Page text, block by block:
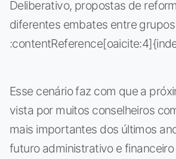
Deliberativo, propostas de
diferentes embates entre
Esse cenário faz com que a
vista por muitos conselheiros
mais importantes dos últimos
futuro administrativo e